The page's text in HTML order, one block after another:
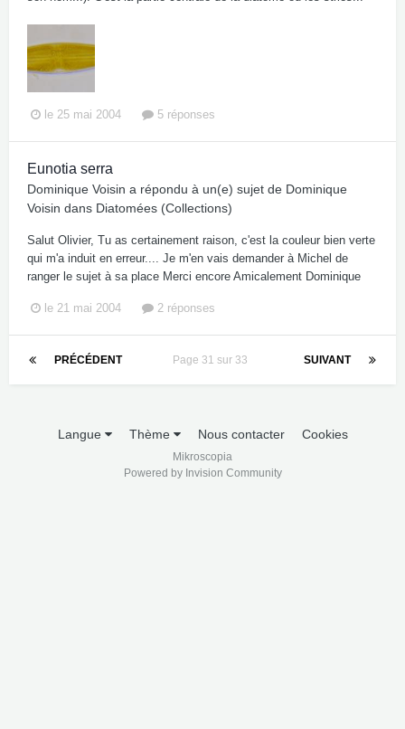
le 25 mai 2004 5 réponses
Eunotia serra
Dominique Voisin a répondu à un(e) sujet de Dominique
Voisin dans Diatomées (Collections)
Salut Olivier, Tu as certainement raison, c'est la couleur bien verte
qui m'a induit en erreur.... Je m'en vais demander à Michel de
ranger le sujet à sa place Merci encore Amicalement Dominique
le 21 mai 2004 2 réponses
PRÉCÉDENT SUIVANT
Page 31 sur 33
Langue Thème Nous contacter Cookies
Mikroscopia
Powered by Invision Community